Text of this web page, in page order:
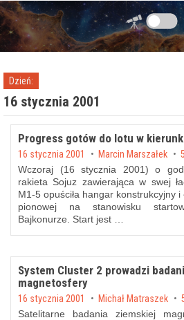
Przejdź do zawartości
Dzień:
16 stycznia 2001
Progress gotów do lotu w
Posted on
16 stycznia 2001 by Marcin Marszałek
Wczoraj (16 stycznia 2001) o
rakieta Sojuz zawierająca w swej
M1-5 opuściła hangar konstrukcyjny
pionowej na stanowisku
Bajkonurze. Start jest …
System Cluster 2 prowadzi
magnetosfery
Posted on
16 stycznia 2001 by Michał Matraszek
Satelitarne badania ziemskiej